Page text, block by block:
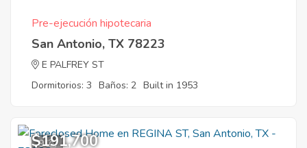
Pre-ejecución hipotecaria
San Antonio, TX 78223
E PALFREY ST
Dormitorios: 3 Baños: 2 Built in 1953
9
$191,700